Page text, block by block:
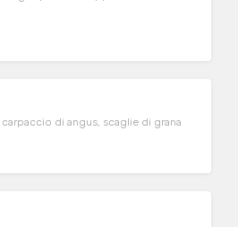
di angus, scaglie di grana